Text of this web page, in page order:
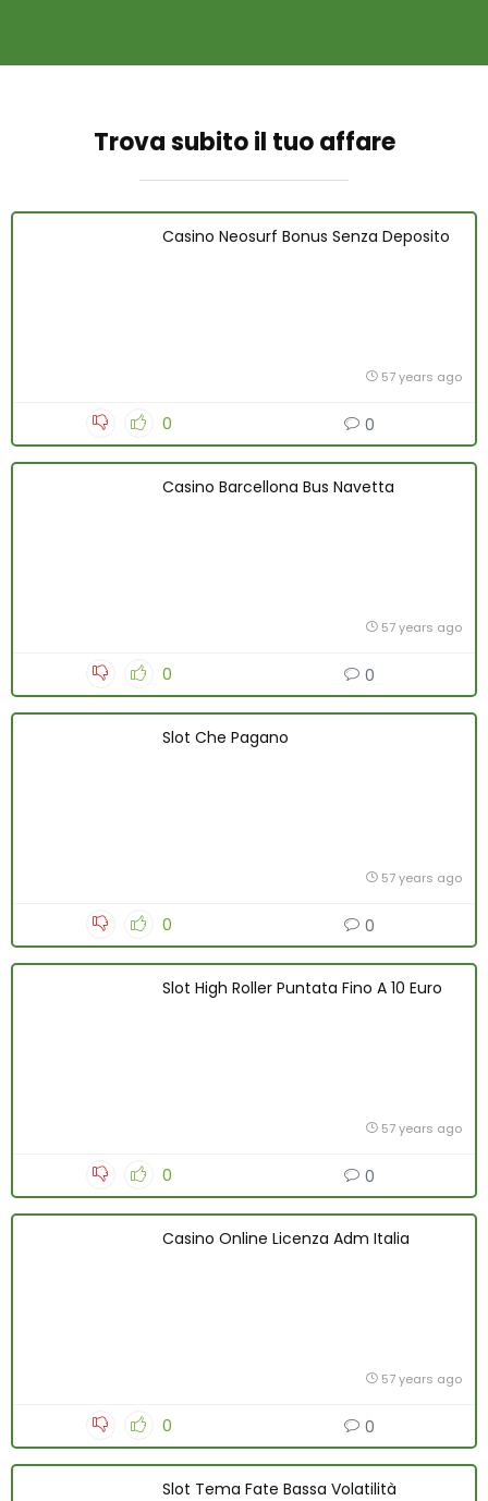
Trova subito il tuo affare
Casino Neosurf Bonus Senza Deposito
57 years ago
0 0
Casino Barcellona Bus Navetta
57 years ago
0 0
Slot Che Pagano
57 years ago
0 0
Slot High Roller Puntata Fino A 10 Euro
57 years ago
0 0
Casino Online Licenza Adm Italia
57 years ago
0 0
Slot Tema Fate Bassa Volatilità